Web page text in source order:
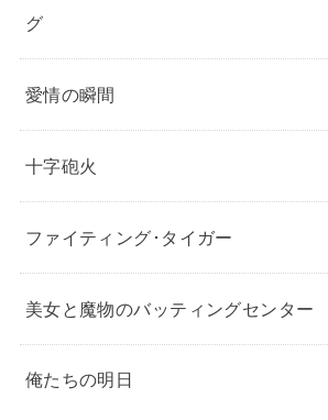
グ
愛情の瞬間
十字砲火
ファイティング･タイガー
美女と魔物のバッティングセンター
俺たちの明日